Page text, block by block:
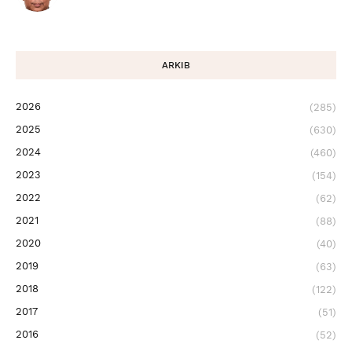
ARKIB
2026
(285)
2025
(630)
2024
(460)
2023
(154)
2022
(62)
2021
(88)
2020
(40)
2019
(63)
2018
(122)
2017
(51)
2016
(52)